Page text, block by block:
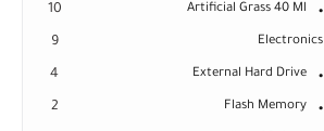
Artificial Grass 40 Ml
10
Electronics
9
External Hard Drive
4
Flash Memory
2